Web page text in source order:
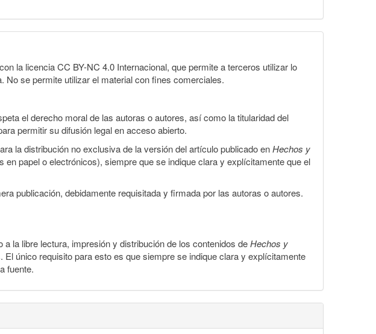
la licencia CC BY-NC 4.0 Internacional, que permite a terceros utilizar lo
No se permite utilizar el material con fines comerciales.
el derecho moral de las autoras o autores, así como la titularidad del
permitir su difusión legal en acceso abierto.
la distribución no exclusiva de la versión del artículo publicado enHechos y
papel o electrónicos), siempre que se indique clara y explícitamente que el
publicación, debidamente requisitada y firmada por las autoras o autores.
la libre lectura, impresión y distribución de los contenidos deHechos y
único requisito para esto es que siempre se indique clara y explícitamente
fuente.